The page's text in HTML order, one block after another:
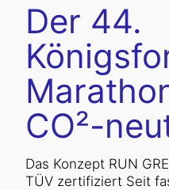
Der 44.
CO²-
Das Konzept RUN
TÜV zertifiziert Seit